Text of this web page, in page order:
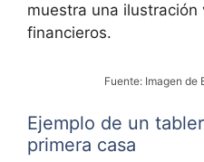
muestra una
financieros.
Fuente: Imagen de
Ejemplo de un
primera casa